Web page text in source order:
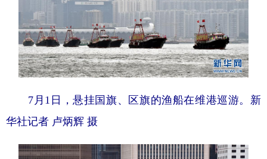
7月1日，悬挂国旗、区旗的渔船在维港巡游。新
华社记者 卢炳辉 摄